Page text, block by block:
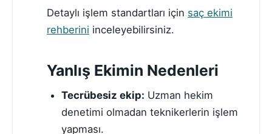
Detaylı işlem standartları için saç ekimi
rehberini inceleyebilirsiniz.
Yanlış Ekimin Nedenleri
Tecrübesiz ekip: Uzman hekim
denetimi olmadan teknikerlerin işlem
yapması.